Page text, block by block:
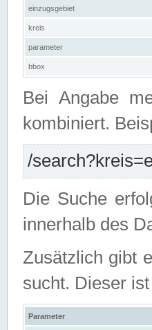
einzugsgebiet
kreis
parameter
bbox
Bei Angabe
kombiniert.
/
Die Suche
innerhalb des
Zusätzlich gibt
sucht. Dieser
Parameter